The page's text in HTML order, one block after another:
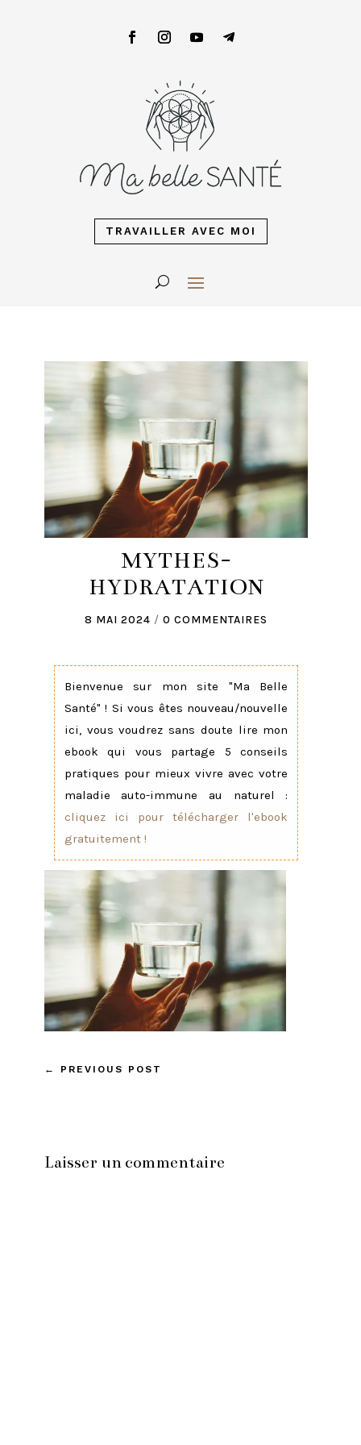
TRAVAILLER AVEC MOI
MYTHES-
HYDRATATION
8 MAI 2024 /0 COMMENTAIRES
Bienvenue sur mon site "Ma Belle
Santé" ! Si vous êtes nouveau/nouvelle
ici, vous voudrez sans doute lire mon
ebook qui vous partage 5 conseils
pratiques pour mieux vivre avec votre
maladie auto-immune au naturel :
cliquez ici pour télécharger l'ebook
gratuitement !
← PREVIOUS POST
Laisser un commentaire